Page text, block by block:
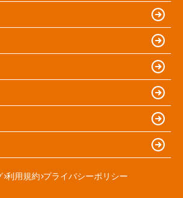
利用規約 プライバシーポリシー